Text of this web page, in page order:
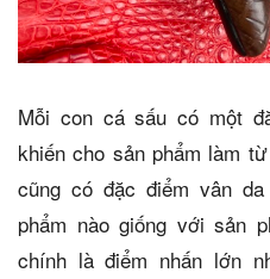
Mỗi con cá sấu có một
khiến cho sản phẩm làm
cũng có đặc điểm vân
phẩm nào giống với sản
chính là điểm nhấn lớn